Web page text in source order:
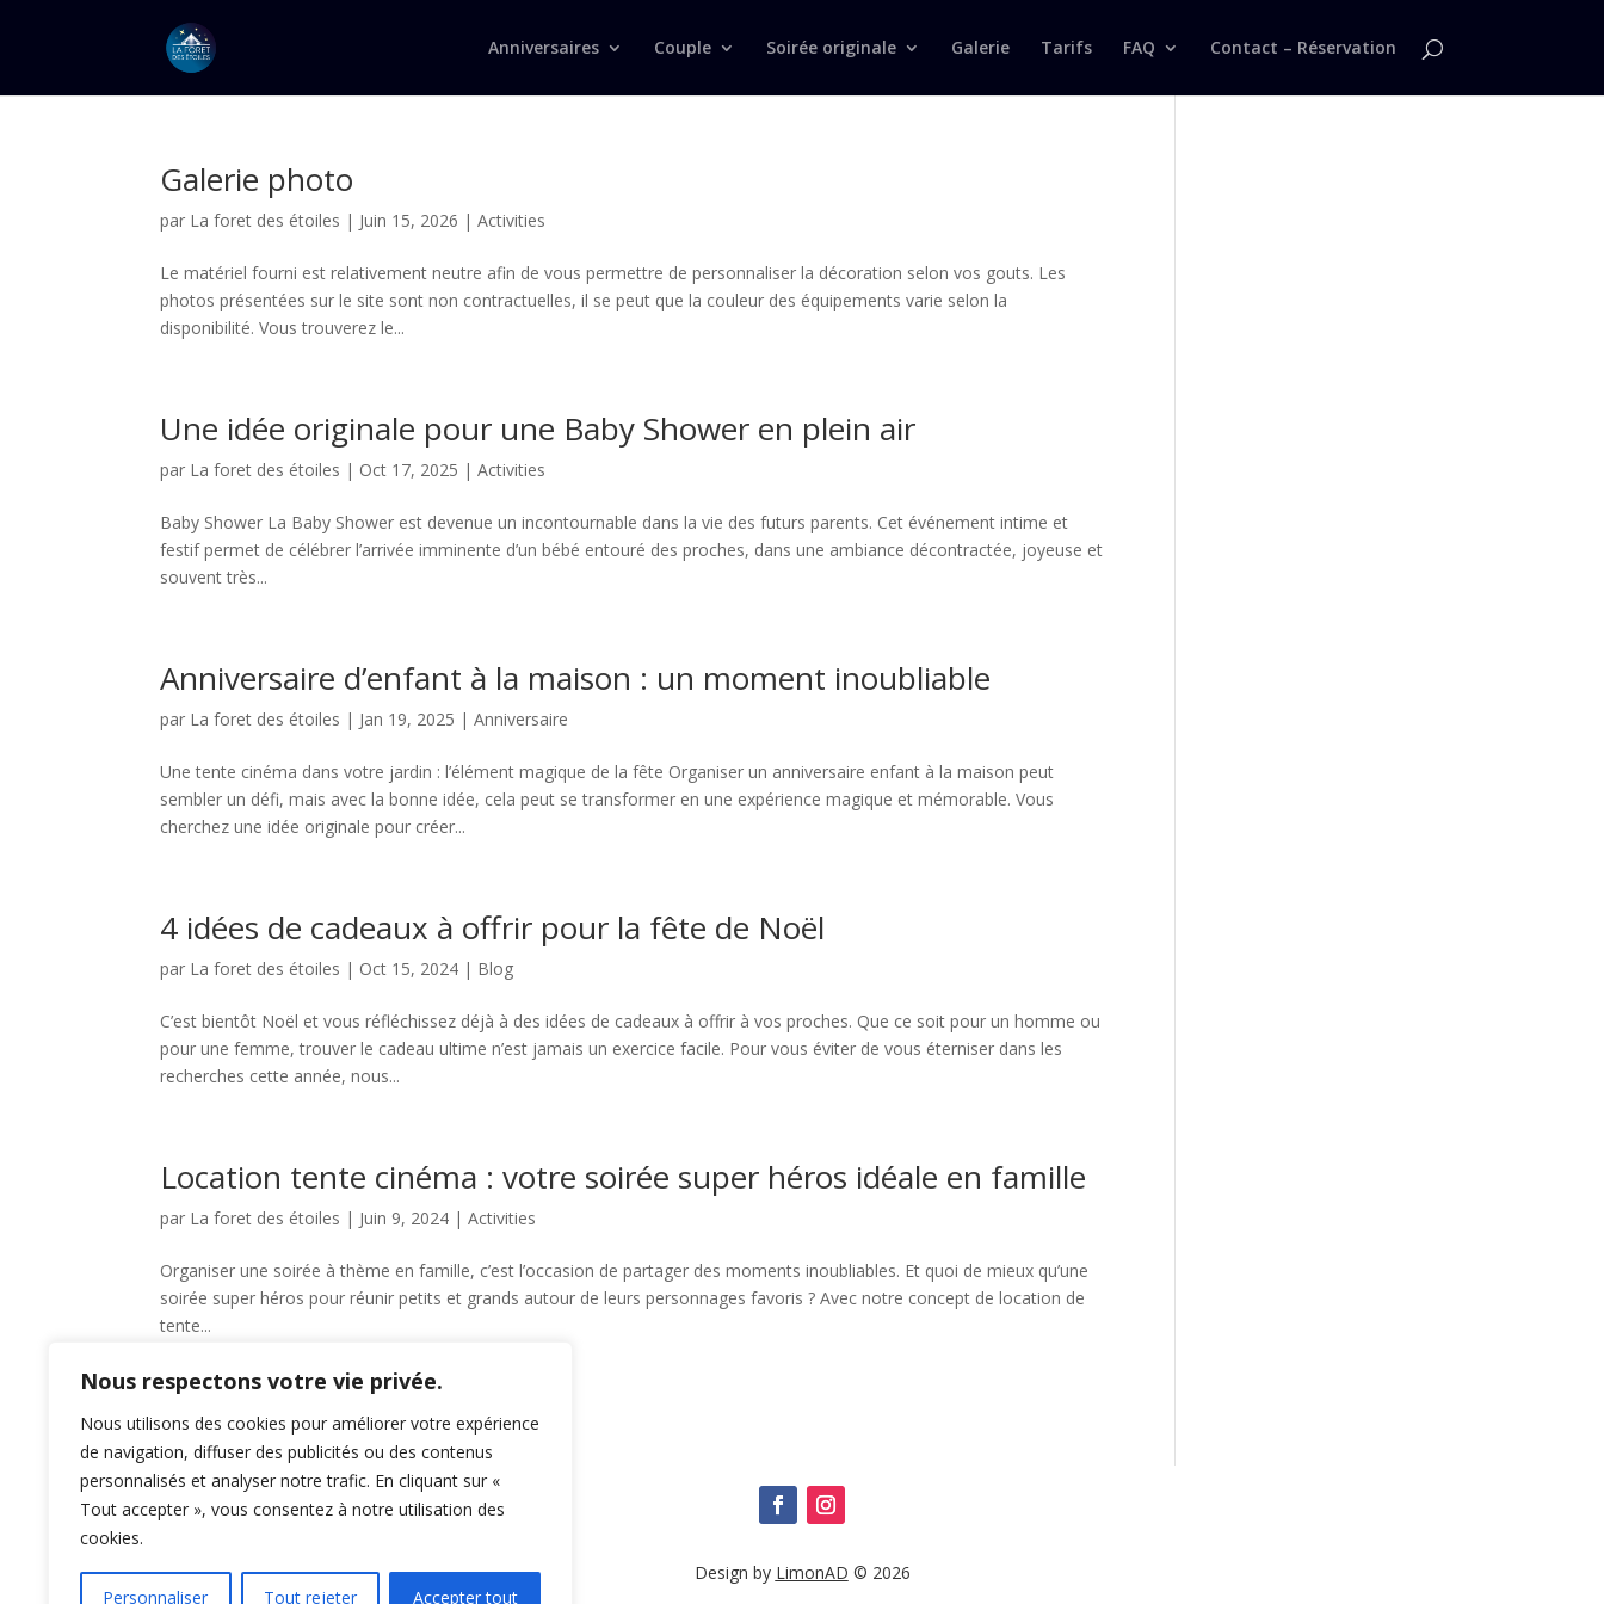
Nous respectons votre vie privée.
Nous utilisons des cookies pour améliorer votre expérience
de navigation, diffuser des publicités ou des contenus
personnalisés et analyser notre trafic. En cliquant sur «
Tout accepter », vous consentez à notre utilisation des
cookies.
Personnaliser Tout rejeter Accepter tout
Anniversaires Couple Soirée originale Galerie Tarifs FAQ Contact – Réservation
Galerie photo
par La foret des étoiles | Juin 15, 2026 |Activities
Le matériel fourni est relativement neutre afin de vous permettre de personnaliser la décoration selon vos gouts. Les
photos présentées sur le site sont non contractuelles, il se peut que la couleur des équipements varie selon la
disponibilité. Vous trouverez le...
Une idée originale pour une Baby Shower en plein air
par La foret des étoiles | Oct 17, 2025 |Activities
Baby Shower La Baby Shower est devenue un incontournable dans la vie des futurs parents. Cet événement intime et
festif permet de célébrer l’arrivée imminente d’un bébé entouré des proches, dans une ambiance décontractée, joyeuse et
souvent très...
Anniversaire d’enfant à la maison : un moment inoubliable
par La foret des étoiles | Jan 19, 2025 |Anniversaire
Une tente cinéma dans votre jardin : l’élément magique de la fête Organiser un anniversaire enfant à la maison peut
sembler un défi, mais avec la bonne idée, cela peut se transformer en une expérience magique et mémorable. Vous
cherchez une idée originale pour créer...
4 idées de cadeaux à offrir pour la fête de Noël
par La foret des étoiles | Oct 15, 2024 | Blog
C’est bientôt Noël et vous réfléchissez déjà à des idées de cadeaux à offrir à vos proches. Que ce soit pour un homme ou
pour une femme, trouver le cadeau ultime n’est jamais un exercice facile. Pour vous éviter de vous éterniser dans les
recherches cette année, nous...
Location tente cinéma : votre soirée super héros idéale en famille
par La foret des étoiles | Juin 9, 2024 |Activities
Organiser une soirée à thème en famille, c’est l’occasion de partager des moments inoubliables. Et quoi de mieux qu’une
soirée super héros pour réunir petits et grands autour de leurs personnages favoris ? Avec notre concept de location de
tente...
« Entrées précédentes
Design by LimonAD © 2026